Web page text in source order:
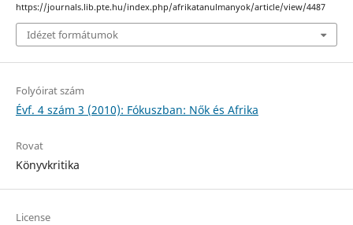
https://journals.lib.pte.hu/index.php/afrikatanulmanyok/article/view/4487
Idézet formátumok
Folyóirat szám
Évf. 4 szám 3 (2010): Fókuszban: Nők és Afrika
Rovat
Könyvkritika
License